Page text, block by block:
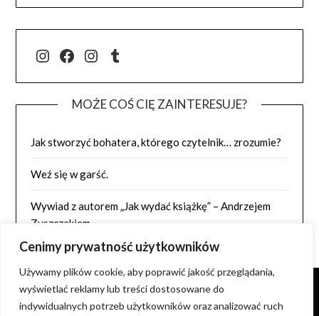
Cenimy prywatność użytkowników
Używamy plików cookie, aby poprawić jakość przeglądania,
wyświetlać reklamy lub treści dostosowane do
indywidualnych potrzeb użytkowników oraz analizować ruch
@j.luszynska
Facebook
@pisadlo_luszynska
Tumblr
MOŻE COŚ CIĘ ZAINTERESUJE?
Jak stworzyć bohatera, którego czytelnik… zrozumie?
Weź się w garść.
Wywiad z autorem „Jak wydać książkę” – Andrzejem
Zyszczakiem
NIE WYRAŻAM ZGODY NA KOPIOWANIE ZDJĘĆ I TREŚCI